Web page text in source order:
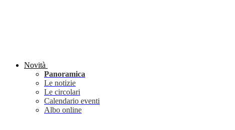
Novità
Panoramica
Le notizie
Le circolari
Calendario eventi
Albo online